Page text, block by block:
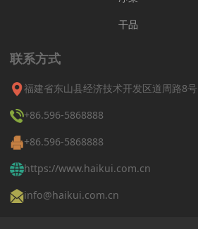
干品
联系方式
福建省东山县经济技术开发区道周路8号
+86.596-5868888
+86.596-5868888
https://www.haikui.com.cn
info@haikui.com.cn